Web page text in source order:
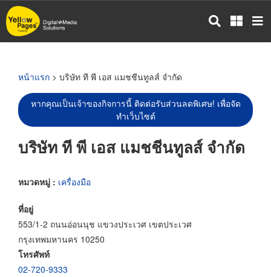
ข้าม
ไป
หน้าแรก > บริษัท ที พี เอส แมชชีนทูลส์ จำกัด
หากคุณเป็นเจ้าของกิจการนี้ ติดต่อรับส่วนลดพิเศษ! เพื่อจัด
ทำเว็บไซต์
บริษัท ที พี เอส แมชชีนทูลส์ จำกัด
หมวดหมู่ : เครื่องมือ
ที่อยู่
553/1-2 ถนนอ่อนนุช แขวงประเวศ เขตประเวศ
กรุงเทพมหานคร 10250
โทรศัพท์
02-720-9333